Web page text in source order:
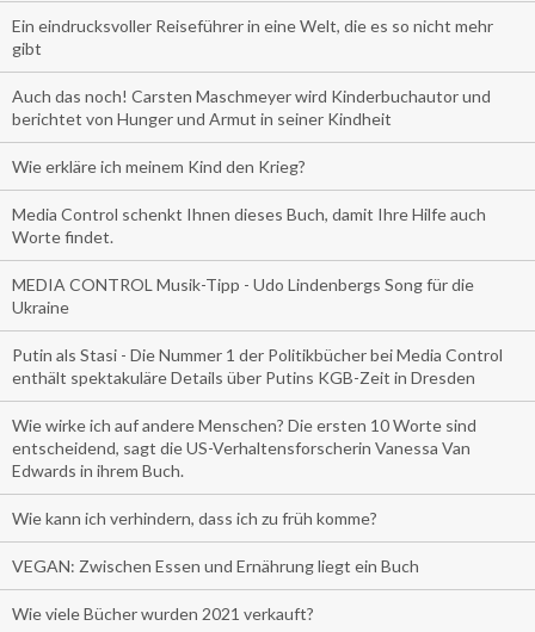
Ein eindrucksvoller Reiseführer in eine Welt, die es so nicht mehr
gibt
Auch das noch! Carsten Maschmeyer wird Kinderbuchautor und
berichtet von Hunger und Armut in seiner Kindheit
Wie erkläre ich meinem Kind den Krieg?
Media Control schenkt Ihnen dieses Buch, damit Ihre Hilfe auch
Worte findet.
MEDIA CONTROL Musik-Tipp - Udo Lindenbergs Song für die
Ukraine
Putin als Stasi - Die Nummer 1 der Politikbücher bei Media Control
enthält spektakuläre Details über Putins KGB-Zeit in Dresden
Wie wirke ich auf andere Menschen? Die ersten 10 Worte sind
entscheidend, sagt die US-Verhaltensforscherin Vanessa Van
Edwards in ihrem Buch.
Wie kann ich verhindern, dass ich zu früh komme?
VEGAN: Zwischen Essen und Ernährung liegt ein Buch
Wie viele Bücher wurden 2021 verkauft?